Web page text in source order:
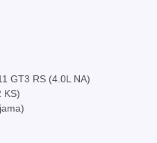
GT3 RS (4.0L NA)
KS)